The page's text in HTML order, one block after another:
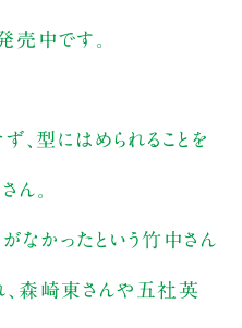
中です。
、型にはめられることを
。
なかったという竹中さん
、森崎東さんや五社英